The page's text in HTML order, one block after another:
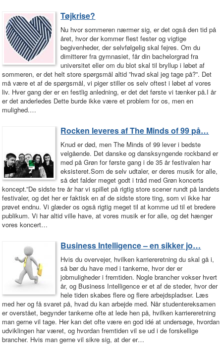
Tøjkrise?
Nu hvor sommeren nærmer sig, er det også den tid på
året, hvor der kommer flest fester og vigtige
begivenheder, der selvfølgelig skal fejres. Om du
dimitterer fra gymnasiet, får din bachelorgrad fra
universitet eller om du blot skal til bryllup i løbet af
sommeren, er det helt store spørgsmål altid ”hvad skal jeg tage på?”. Det
må være et af de spørgsmål, vi piger stiller os selv oftest i løbet af vores
liv. Hver gang der er en festlig anledning, er det det første vi tænker på.I år
er det anderledes Dette burde ikke være et problem for os, men en
mulighed.…
Rocken leveres af The Minds of 99 på…
Knud er død, men The Minds of 99 lever i bedste
velgående. Det danske og dansksyngende rockband er
med på Grøn for første gang i de 35 år festivalen har
eksisteret.Som de selv udtaler, er deres musik for alle,
så det falder meget godt i tråd med Grøn koncerts
koncept.”De sidste tre år har vi spillet på rigtig store scener rundt på landets
festivaler, og det her er faktisk en af de sidste store ting, som vi ikke har
prøvet endnu. Vi glæder os også rigtig meget til at komme ud til et bredere
publikum. Vi har altid ville have, at vores musik er for alle, og det hænger
vores koncert…
Business Intelligence – en sikker jo…
Hvis du overvejer, hvilken karriereretning du skal gå i,
så bør du have med i tankerne, hvor der er
jobmuligheder i fremtiden. Nogle brancher vokser hvert
år, og Business Intelligence er et af de steder, hvor der
hele tiden skabes flere og flere arbejdspladser. Læs
med her og få svaret på, hvad du kan arbejde med. Når studentereksamen
er overstået, begynder tankerne ofte at lede hen på, hvilken karriereretning
man gerne vil tage. Her kan det ofte være en god idé at undersøge, hvordan
udviklingen har været, og hvordan fremtiden vil se ud i de forskellige
brancher. Hvis man gerne vil sikre sig, at der er…